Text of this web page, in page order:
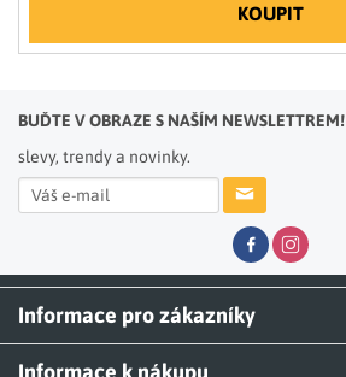
KOUPIT
BUĎTE V OBRAZE S NAŠÍM NEWSLETTREM!
slevy, trendy a novinky.
Informace pro zákazníky
Informace k nákupu